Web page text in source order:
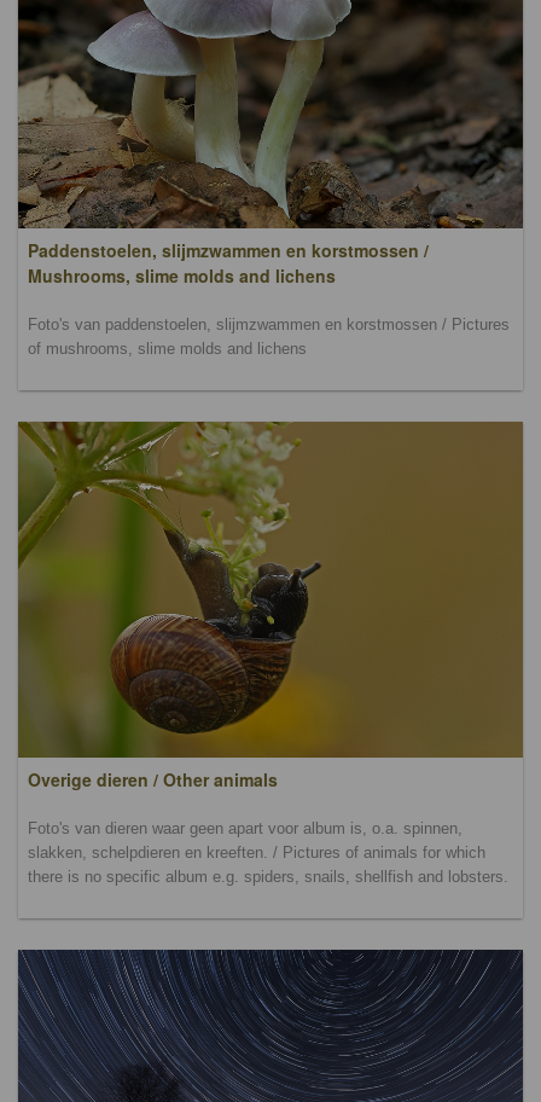
Paddenstoelen, slijmzwammen en korstmossen /
Mushrooms, slime molds and lichens
Foto's van paddenstoelen, slijmzwammen en korstmossen / Pictures
of mushrooms, slime molds and lichens
Overige dieren / Other animals
Foto's van dieren waar geen apart voor album is, o.a. spinnen,
slakken, schelpdieren en kreeften. / Pictures of animals for which
there is no specific album e.g. spiders, snails, shellfish and lobsters.